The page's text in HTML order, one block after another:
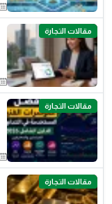
مقالات التجارة
مقالات التجارة
مقالات التجارة